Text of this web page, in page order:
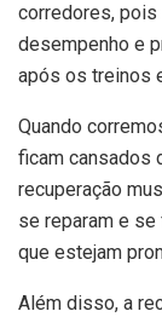
corredores, pois
desempenho e
após os treinos
Quando
ficam cansados
recuperação
se reparam e
que estejam
Além disso, a